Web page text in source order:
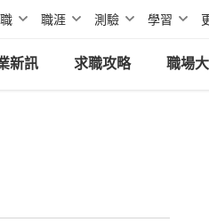
職涯 測驗 學習
新訊 求職攻略 職場